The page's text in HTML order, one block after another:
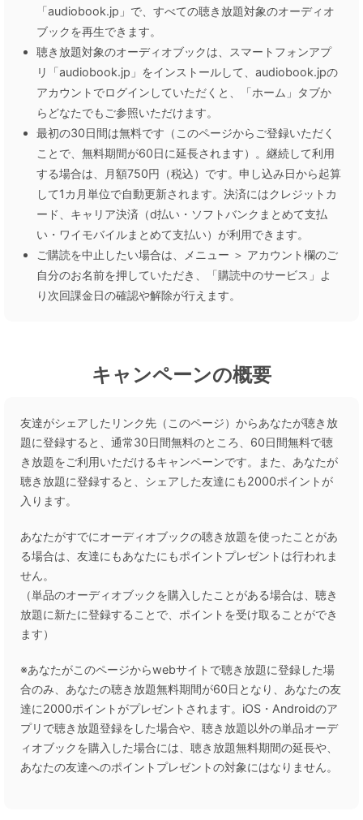
「audiobook.jp」で、すべての聴き放題対象のオーディオ
ブックを再生できます。
聴き放題対象のオーディオブックは、スマートフォンアプ
リ「audiobook.jp」をインストールして、audiobook.jpの
アカウントでログインしていただくと、「ホーム」タブか
らどなたでもご参照いただけます。
最初の30日間は無料です（このページからご登録いただく
ことで、無料期間が60日に延長されます）。継続して利用
する場合は、月額750円（税込）です。申し込み日から起算
して1カ月単位で自動更新されます。決済にはクレジットカ
ード、キャリア決済（d払い・ソフトバンクまとめて支払
い・ワイモバイルまとめて支払い）が利用できます。
ご購読を中止したい場合は、メニュー ＞ アカウント欄のご
自分のお名前を押していただき、「購読中のサービス」よ
り次回課金日の確認や解除が行えます。
キャンペーンの概要
友達がシェアしたリンク先（このページ）からあなたが聴き放
題に登録すると、通常30日間無料のところ、60日間無料で聴
き放題をご利用いただけるキャンペーンです。また、あなたが
聴き放題に登録すると、シェアした友達にも2000ポイントが
入ります。
あなたがすでにオーディオブックの聴き放題を使ったことがあ
る場合は、友達にもあなたにもポイントプレゼントは行われま
せん。
（単品のオーディオブックを購入したことがある場合は、聴き
放題に新たに登録することで、ポイントを受け取ることができ
ます）
※あなたがこのページからwebサイトで聴き放題に登録した場
合のみ、あなたの聴き放題無料期間が60日となり、あなたの友
達に2000ポイントがプレゼントされます。iOS・Androidのア
プリで聴き放題登録をした場合や、聴き放題以外の単品オーデ
ィオブックを購入した場合には、聴き放題無料期間の延長や、
あなたの友達へのポイントプレゼントの対象にはなりません。